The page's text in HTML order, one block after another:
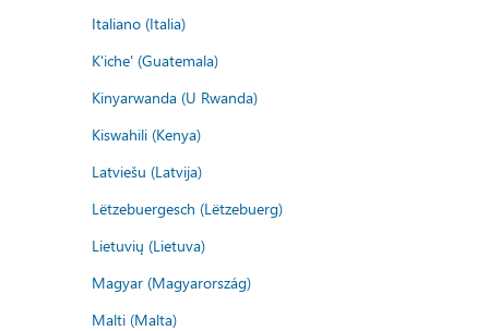
Italiano (Italia)
K'iche' (Guatemala)
Kinyarwanda (U Rwanda)
Kiswahili (Kenya)
Latviešu (Latvija)
Lëtzebuergesch (Lëtzebuerg)
Lietuvių (Lietuva)
Magyar (Magyarország)
Malti (Malta)